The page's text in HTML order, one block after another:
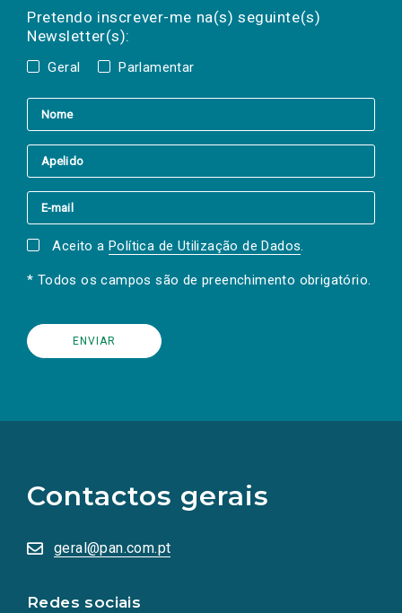
Pretendo inscrever-me na(s) seguinte(s)
Newsletter(s):
Geral Parlamentar
a(s) newsletter(s).
mail
Aceito a Política de Utilização de Dados.
* Todos os campos são de preenchimento obrigatório.
Contactos gerais
geral@pan.com.pt
Redes sociais
redes
sociais
numa
nova